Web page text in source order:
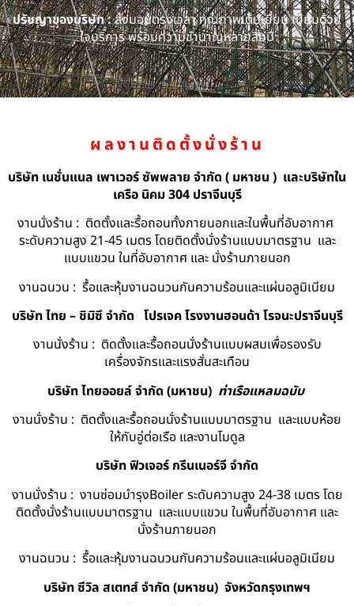
ปรัชญาของบริษัท :ส่งมอบตรงเวลา คุณภาพเต็มเยี่ยม เปี่ยมด้วย
ใจบริการ พร้อมความชำนาญหลายสิบปี
ผลงานติดตั้งนั่งร้าน
บริษัท เนชั่นแนล เพาเวอร์ ซัพพลาย จำกัด ( มหาชน ) และบริษัทใน
เครือ นิคม 304 ปราจีนบุรี
งานนั่งร้าน : ติดตั้งและรื้อถอนทั้งภายนอกและในพื้นที่อับอากาศ
ระดับความสูง 21-45 เมตร โดยติดตั้งนั่งร้านแบบมาตรฐาน และ
แบบแขวน ในที่อับอากาศ และ นั่งร้านภายนอก
งานฉนวน : รื้อและหุ้มงานฉนวนกันความร้อนและแผ่นอลูมิเนียม
บริษัท ไทย – ชิมิซึ จำกัด โปรเจค โรงงานฮอนด้า โรจนะปราจีนบุรี
งานนั่งร้าน : ติดตั้งและรื้อถอนนั่งร้านแบบผสมเพื่อรองรับ
เครื่องจักรและแรงสั่นสะเทือน
บริษัท ไทยออยล์ จํากัด (มหาชน) ท่าเรือแหลมฉบับ
งานนั่งร้าน : ติดตั้งและรื้อถอนนั่งร้านแบบมาตรฐาน และแบบห้อย
ให้กับอู่ต่อเรือ และงานโมดูล
บริษัท ฟิวเจอร์ กรีนเนอร์จี จำกัด
งานนั่งร้าน : งานซ่อมบำรุงBoiler ระดับความสูง 24-38 เมตร โดย
ติดตั้งนั่งร้านแบบมาตรฐาน และแบบแขวน ในพื้นที่อับอากาศ และ
นั่งร้านภายนอก
งานฉนวน : รื้อและหุ้มงานฉนวนกันความร้อนและแผ่นอลูมิเนียม
บริษัท ซีวิล สเตทส์ จำกัด (มหาชน) จังหวัดกรุงเทพฯ